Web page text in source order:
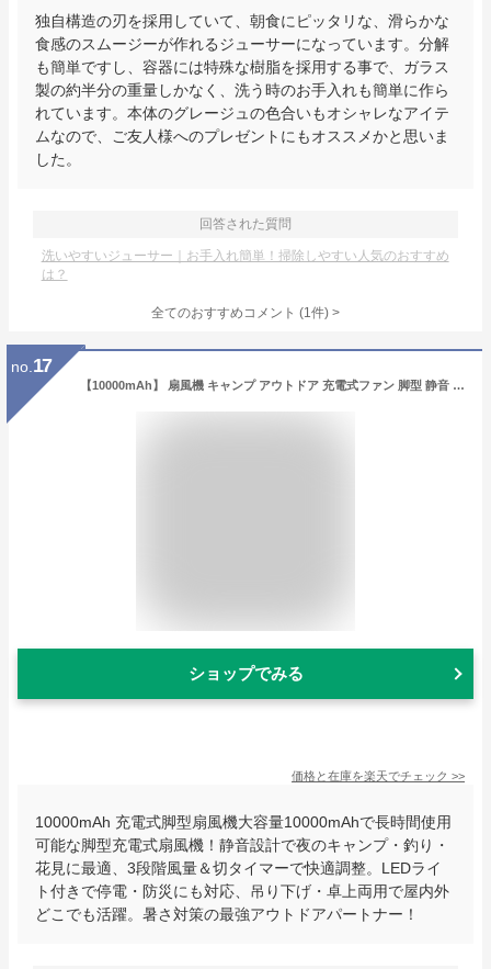
独自構造の刃を採用していて、朝食にピッタリな、滑らかな
食感のスムージーが作れるジューサーになっています。分解
も簡単ですし、容器には特殊な樹脂を採用する事で、ガラス
製の約半分の重量しかなく、洗う時のお手入れも簡単に作ら
れています。本体のグレージュの色合いもオシャレなアイテ
ムなので、ご友人様へのプレゼントにもオススメかと思いま
した。
回答された質問
洗いやすいジューサー｜お手入れ簡単！掃除しやすい人気のおすすめ
は？
全てのおすすめコメント (1件) >
no. 17
【10000mAh】 扇風機 キャンプ アウトドア 充電式ファン 脚型 静音 タイマー機能 LEDライト付き 充電式扇風機 コードレス 切タイマー 小型 屋外風力3段階 LEDライト 吊り下げ 強力送風 暑さ対策 アウトドア用 夜 花見 釣り 野営 登山 防災 停電 熱中症対策 日本語説明書付き
ショップでみる
価格と在庫を楽天でチェック >>
10000mAh 充電式脚型扇風機大容量10000mAhで長時間使用
可能な脚型充電式扇風機！静音設計で夜のキャンプ・釣り・
花見に最適、3段階風量＆切タイマーで快適調整。LEDライ
ト付きで停電・防災にも対応、吊り下げ・卓上両用で屋内外
どこでも活躍。暑さ対策の最強アウトドアパートナー！